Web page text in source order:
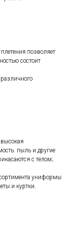
позволяет
состоит
пыль и другие
с телом;
униформы
и куртки.